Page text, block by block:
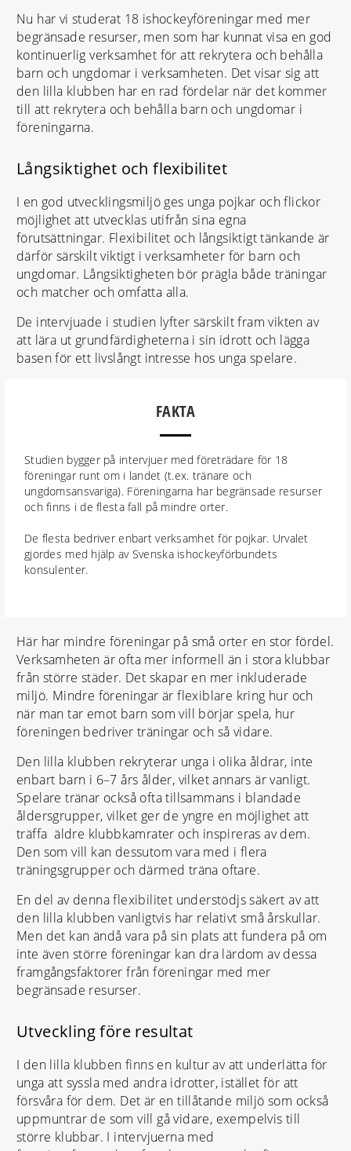
Nu har vi studerat 18 ishockeyföreningar med mer
begränsade resurser, men som har kunnat visa en god
kontinuerlig verksamhet för att rekrytera och behålla
barn och ungdomar i verksamheten. Det visar sig att
den lilla klubben har en rad fördelar när det kommer
till att rekrytera och behålla barn och ungdomar i
föreningarna.
Långsiktighet och flexibilitet
I en god utvecklingsmiljö ges unga pojkar och flickor
möjlighet att utvecklas utifrån sina egna
förutsättningar. Flexibilitet och långsiktigt tänkande är
därför särskilt viktigt i verksamheter för barn och
ungdomar. Långsiktigheten bör prägla både träningar
och matcher och omfatta alla.
De intervjuade i studien lyfter särskilt fram vikten av
att lära ut grundfärdigheterna i sin idrott och lägga
basen för ett livslångt intresse hos unga spelare.
FAKTA
Studien bygger på intervjuer med företrädare för 18
föreningar runt om i landet (t.ex. tränare och
ungdomsansvariga). Föreningarna har begränsade resurser
och finns i de flesta fall på mindre orter.
De flesta bedriver enbart verksamhet för pojkar. Urvalet
gjordes med hjälp av Svenska ishockeyförbundets
konsulenter.
Här har mindre föreningar på små orter en stor fördel.
Verksamheten är ofta mer informell än i stora klubbar
från större städer. Det skapar en mer inkluderade
miljö. Mindre föreningar är flexiblare kring hur och
när man tar emot barn som vill börjar spela, hur
föreningen bedriver träningar och så vidare.
Den lilla klubben rekryterar unga i olika åldrar, inte
enbart barn i 6–7 års ålder, vilket annars är vanligt.
Spelare tränar också ofta tillsammans i blandade
åldersgrupper, vilket ger de yngre en möjlighet att
träffa äldre klubbkamrater och inspireras av dem.
Den som vill kan dessutom vara med i flera
träningsgrupper och därmed träna oftare.
En del av denna flexibilitet understödjs säkert av att
den lilla klubben vanligtvis har relativt små årskullar.
Men det kan ändå vara på sin plats att fundera på om
inte även större föreningar kan dra lärdom av dessa
framgångsfaktorer från föreningar med mer
begränsade resurser.
Utveckling före resultat
I den lilla klubben finns en kultur av att underlätta för
unga att syssla med andra idrotter, istället för att
försvåra för dem. Det är en tillåtande miljö som också
uppmuntrar de som vill gå vidare, exempelvis till
större klubbar. I intervjuerna med